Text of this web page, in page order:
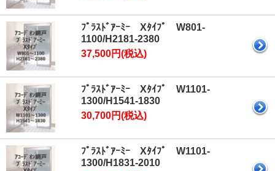
ﾌﾟﾗｽﾄﾞｱｰﾐｰ Xﾀｲﾌﾟ W801-
1100/H2181-2380
37,500円(税込)
ﾌﾟﾗｽﾄﾞｱｰﾐｰ Xﾀｲﾌﾟ W1101-
1300/H1541-1830
30,700円(税込)
ﾌﾟﾗｽﾄﾞｱｰﾐｰ Xﾀｲﾌﾟ W1101-
1300/H1831-2010